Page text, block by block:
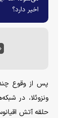
اخیر دارد؟
پس از وقوع
ونزوئلا، در
حلقه آتش